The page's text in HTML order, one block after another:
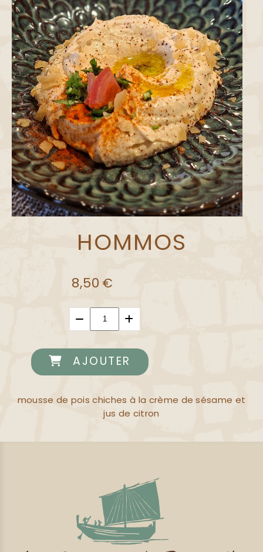
HOMMOS
8,50 €
AJOUTER
mousse de pois chiches à la crème de sésame et
jus de citron